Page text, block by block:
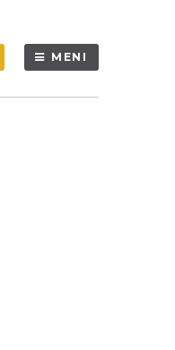
MENI